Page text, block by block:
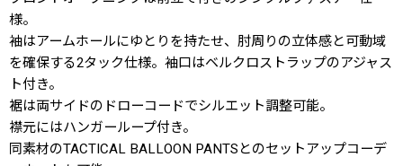
様。
袖はアームホールにゆとりを持たせ、肘周りの立体感と可動域
を確保する2タック仕様。袖口はベルクロストラップのアジャス
ト付き。
裾は両サイドのドローコードでシルエット調整可能。
襟元にはハンガーループ付き。
同素材のTACTICAL BALLOON PANTSとのセットアップコーデ